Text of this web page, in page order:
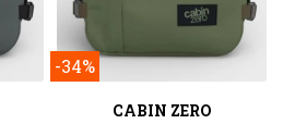
-34%
CABIN ZERO